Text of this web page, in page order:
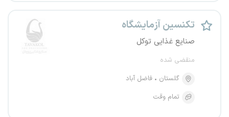
تکنسین آزمایشگاه
صنایع غذایی توکل
منقضی شده
گلستان
فاضل آباد
تمام وقت